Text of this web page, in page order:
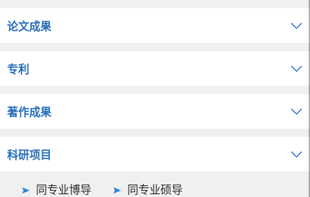
论文成果
专利
著作成果
科研项目
同专业博导 同专业硕导